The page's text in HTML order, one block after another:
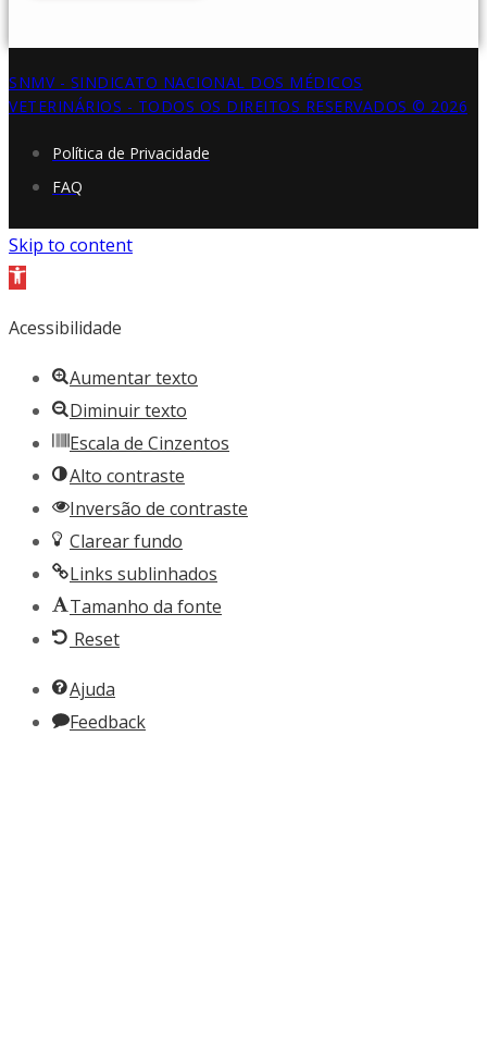
SNMV - SINDICATO NACIONAL DOS MÉDICOS
VETERINÁRIOS - TODOS OS DIREITOS RESERVADOS © 2026
Política de Privacidade
FAQ
Skip to content
Open
Acessibilidade
Aumentar texto
Diminuir texto
Escala de Cinzentos
Alto contraste
Inversão de contraste
Clarear fundo
Links sublinhados
Tamanho da fonte
Reset
Ajuda
Feedback